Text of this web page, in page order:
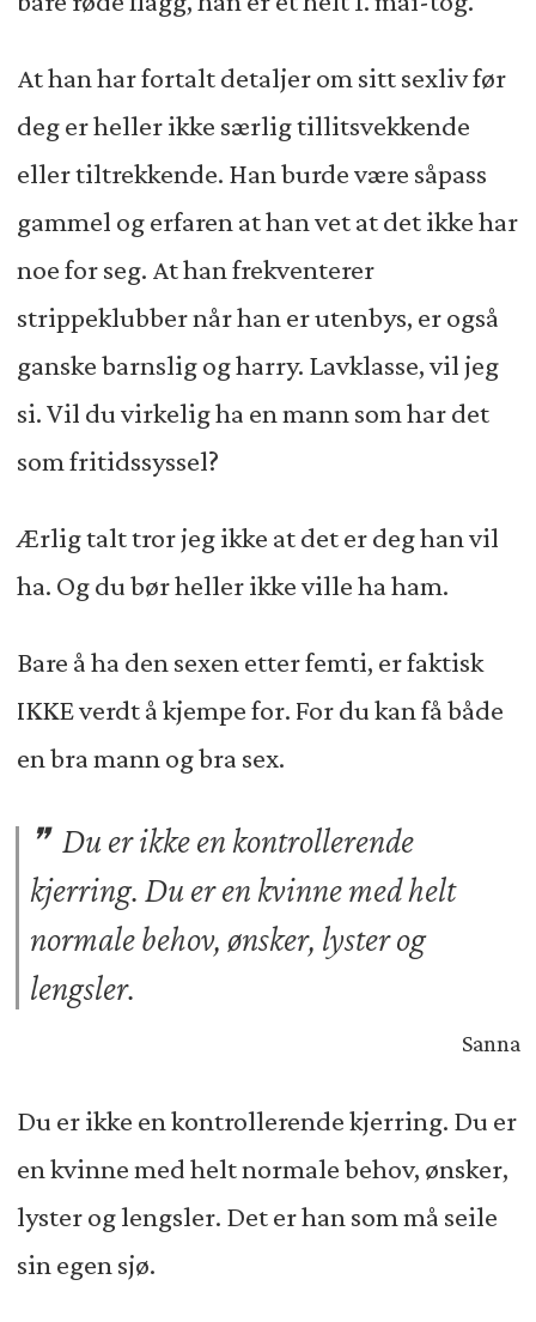
At han har fortalt detaljer om sitt sexliv før
deg er heller ikke særlig tillitsvekkende
eller tiltrekkende. Han burde være såpass
gammel og erfaren at han vet at det ikke har
noe for seg. At han frekventerer
strippeklubber når han er utenbys, er også
ganske barnslig og harry. Lavklasse, vil jeg
si. Vil du virkelig ha en mann som har det
som fritidssyssel?
Ærlig talt tror jeg ikke at det er deg han vil
ha. Og du bør heller ikke ville ha ham.
Bare å ha den sexen etter femti, er faktisk
IKKE verdt å kjempe for. For du kan få både
en bra mann og bra sex.
Du er ikke en kontrollerende
kjerring. Du er en kvinne med helt
normale behov, ønsker, lyster og
lengsler.
Sanna
Du er ikke en kontrollerende kjerring. Du er
en kvinne med helt normale behov, ønsker,
lyster og lengsler. Det er han som må seile
sin egen sjø.